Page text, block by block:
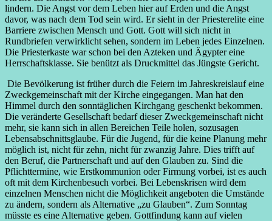
lindern. Die Angst vor dem Leben hier auf Erden und die Angst
davor, was nach dem Tod sein wird. Er sieht in der Priesterelite eine
Barriere zwischen Mensch und Gott. Gott will sich nicht in
Rundbriefen verwirklicht sehen, sondern im Leben jedes Einzelnen.
Die Priesterkaste war schon bei den Azteken und Ägypter eine
Herrschaftsklasse. Sie benützt als Druckmittel das Jüngste Gericht.
Die Bevölkerung ist früher durch die Feiern im Jahreskreislauf eine
Zweckgemeinschaft mit der Kirche eingegangen. Man hat den
Himmel durch den sonntäglichen Kirchgang geschenkt bekommen.
Die veränderte Gesellschaft bedarf dieser Zweckgemeinschaft nicht
mehr, sie kann sich in allen Bereichen Teile holen, sozusagen
Lebensabschnittsglaube. Für die Jugend, für die keine Planung mehr
möglich ist, nicht für zehn, nicht für zwanzig Jahre. Dies trifft auf
den Beruf, die Partnerschaft und auf den Glauben zu. Sind die
Pflichttermine, wie Erstkommunion oder Firmung vorbei, ist es auch
oft mit dem Kirchenbesuch vorbei. Bei Lebenskrisen wird dem
einzelnen Menschen nicht die Möglichkeit angeboten die Umstände
zu ändern, sondern als Alternative „zu Glauben“. Zum Sonntag
müsste es eine Alternative geben. Gottfindung kann auf vielen